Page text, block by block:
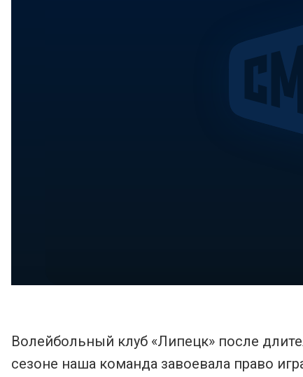
Волейбольный клуб «Липецк» после
сезоне наша команда завоевала право